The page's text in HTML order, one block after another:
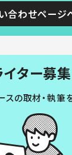
合わせページ
ター募集
スの取材・執筆